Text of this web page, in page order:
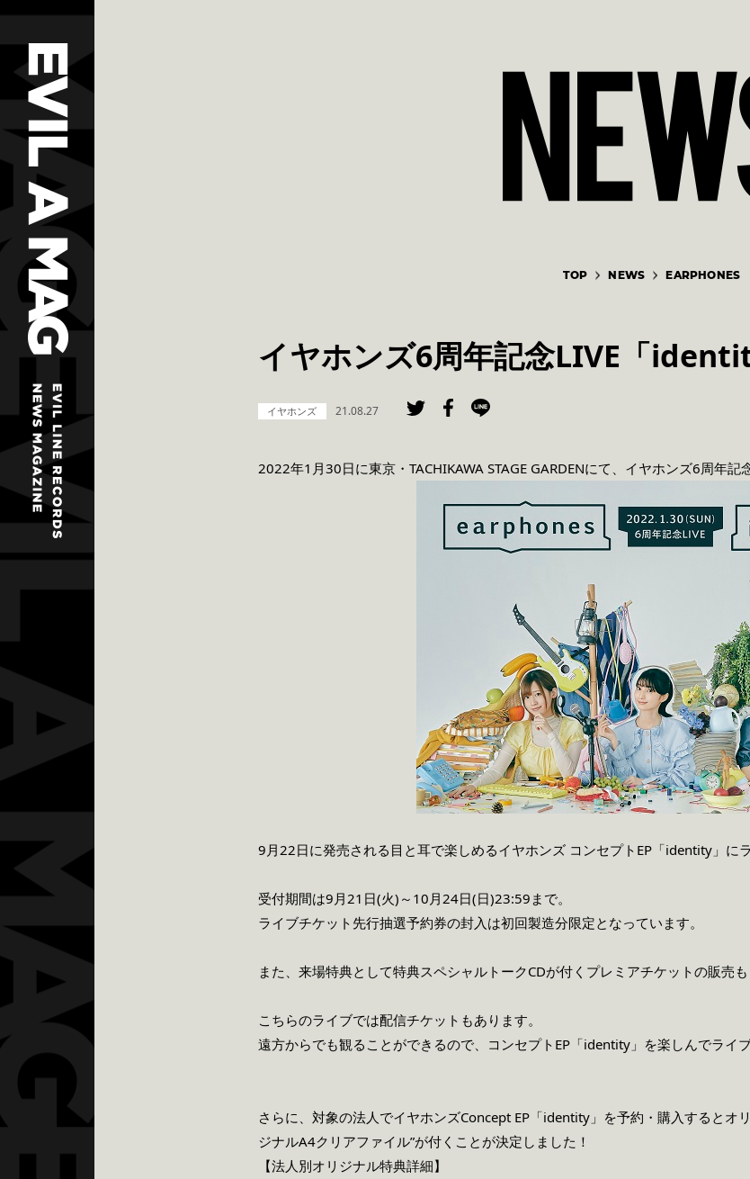
TOP NEWS EARPHONES
イヤホンズ6周年記念LIVE「
イヤホンズ 21.08.27
2022年1月30日に東京・TACHIKAWA STAGE GARDENにて、イヤホンズ6周年
9月22日に発売される目と耳で楽しめるイヤホンズ コンセプトEP「identity」に
受付期間は9月21日(火)～10月24日(日)23:59まで。
ライブチケット先行抽選予約券の封入は初回製造分限定となっています。
また、来場特典として特典スペシャルトークCDが付くプレミアチケットの販売も
こちらのライブでは配信チケットもあります。
遠方からでも観ることができるので、コンセプトEP「identity」を楽しんでライ
さらに、対象の法人でイヤホンズConcept EP「identity」を予約・購入するとオ
ジナルA4クリアファイル”が付くことが決定しました！
【法人別オリジナル特典詳細】